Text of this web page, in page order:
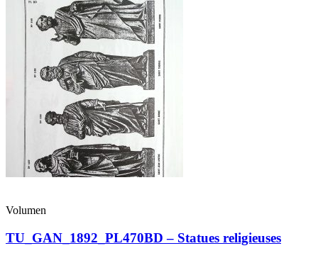
Volumen
TU_GAN_1892_PL470BD – Statues religieuses